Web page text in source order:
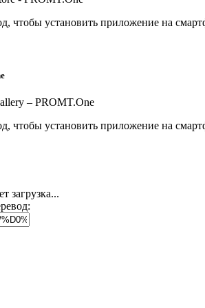
чтобы установить приложение на
чтобы установить приложение на
загрузка...